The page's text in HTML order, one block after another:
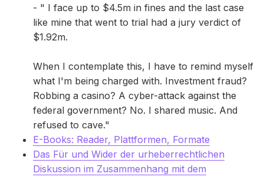
- " I face up to $4.5m in fines and the last case
like mine that went to trial had a jury verdict of
$1.92m.
When I contemplate this, I have to remind myself
what I'm being charged with. Investment fraud?
Robbing a casino? A cyber-attack against the
federal government? No. I shared music. And
refused to cave."
E-Books: Reader, Plattformen, Formate
Das Für und Wider der urheberrechtlichen
Diskussion im Zusammenhang mit dem